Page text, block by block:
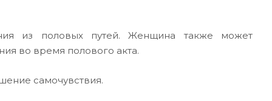
из половых путей. Женщина также может
во время полового акта.
самочувствия.